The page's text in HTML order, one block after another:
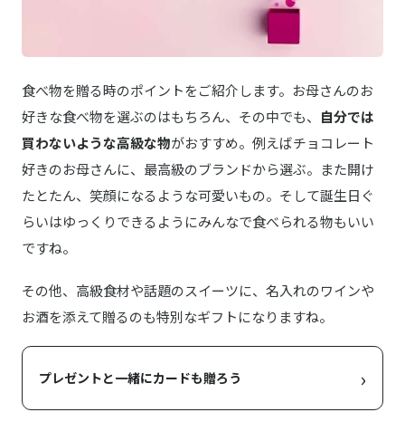
食べ物を贈る時のポイントをご紹介します。お母さんのお
好きな食べ物を選ぶのはもちろん、その中でも、 自分では
買わないような高級な物がおすすめ。例えばチョコレート
好きのお母さんに、最高級のブランドから選ぶ。また開け
たとたん、笑顔になるような可愛いもの。そして誕生日ぐ
らいはゆっくりできるようにみんなで食べられる物もいい
ですね。
その他、高級食材や話題のスイーツに、名入れのワインや
お酒を添えて贈るのも特別なギフトになりますね。
プレゼントと一緒にカードも贈ろう ›